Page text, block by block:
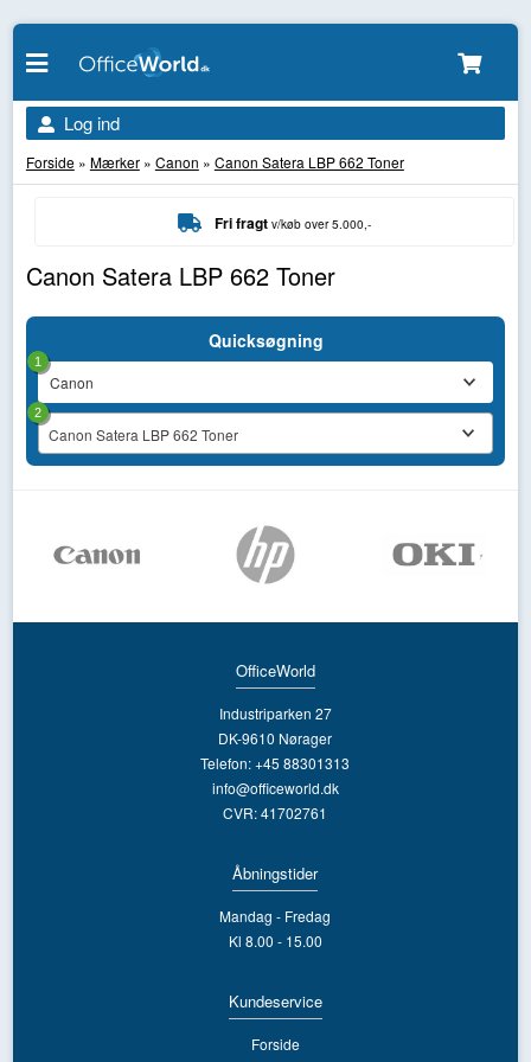
Log ind
Forside» Mærker» Canon » Canon Satera LBP 662 Toner
Fri fragt v/køb over 5.000,-
Canon Satera LBP 662 Toner
Quicksøgning
1
Canon Satera LBP 662 Toner
2
OfficeWorld
Industriparken 27
DK-9610 Nørager
Telefon: +45 88301313
info@officeworld.dk
CVR: 41702761
Åbningstider
Mandag - Fredag
Kl 8.00 - 15.00
Kundeservice
Forside